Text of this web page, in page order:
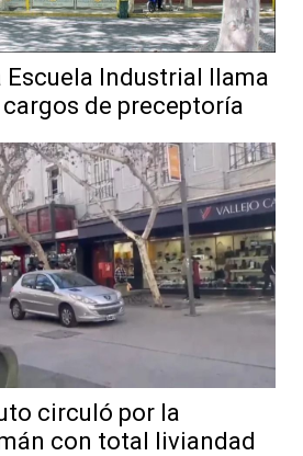
Escuela Industrial llama
de preceptoría
circuló por la
con total liviandad